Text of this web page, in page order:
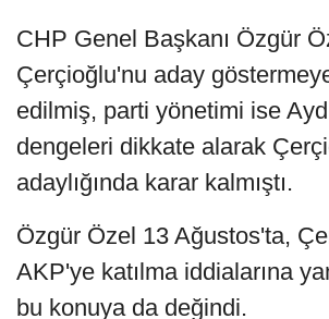
CHP Genel Başkanı Özgür
Çerçioğlu'nu aday
edilmiş, parti yönetimi ise
dengeleri dikkate alarak
adaylığında karar kalmıştı.
Özgür Özel 13 Ağustos'ta,
AKP'ye katılma iddialarına
bu konuya da değindi.